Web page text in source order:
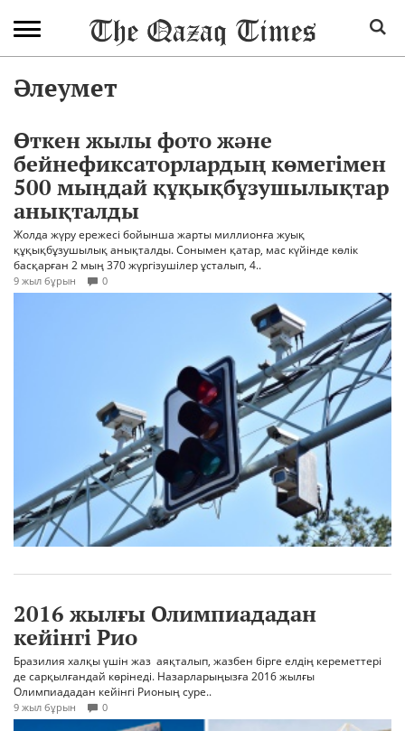
Әлеумет
Өткен жылы фото және
бейнефиксаторлардың көмегімен
500 мыңдай құқықбұзушылықтар
анықталды
Жолда жүру ережесі бойынша жарты миллионға жуық
құқықбұзушылық анықталды. Сонымен қатар, мас күйінде көлік
басқарған 2 мың 370 жүргізушілер ұсталып, 4..
9 жыл бұрын 0
2016 жылғы Олимпиададан
кейінгі Рио
Бразилия халқы үшін жаз аяқталып, жазбен бірге елдің кереметтері
де сарқылғандай көрінеді. Назарларыңызға 2016 жылғы
Олимпиададан кейінгі Рионың суре..
9 жыл бұрын 0